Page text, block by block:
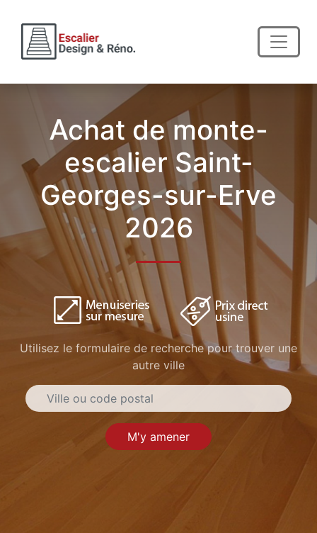
Achat de monte-
escalier Saint-
Georges-sur-Erve
2026
Utilisez le formulaire de recherche pour trouver une
autre ville
M'y amener